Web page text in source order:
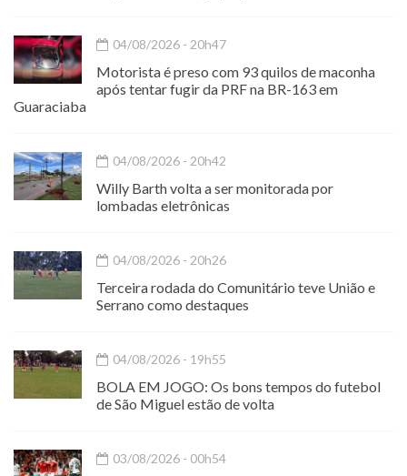
04/08/2026 - 20h47
Motorista é preso com 93 quilos de maconha
após tentar fugir da PRF na BR-163 em
Guaraciaba
04/08/2026 - 20h42
Willy Barth volta a ser monitorada por
lombadas eletrônicas
04/08/2026 - 20h26
Terceira rodada do Comunitário teve União e
Serrano como destaques
04/08/2026 - 19h55
BOLA EM JOGO: Os bons tempos do futebol
de São Miguel estão de volta
03/08/2026 - 00h54